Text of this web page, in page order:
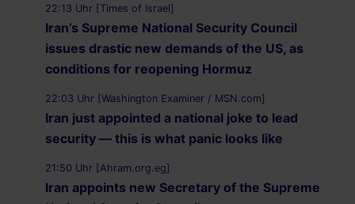
22:13 Uhr [Times of Israel]
Iran’s Supreme National Security Council
issues drastic new demands of the US, as
conditions for reopening Hormuz
22:03 Uhr [Washington Examiner / MSN.com]
Iran just appointed a national joke to lead
security — this is what panic looks like
21:50 Uhr [Ahram.org.eg]
Iran appoints new Secretary of the Supreme